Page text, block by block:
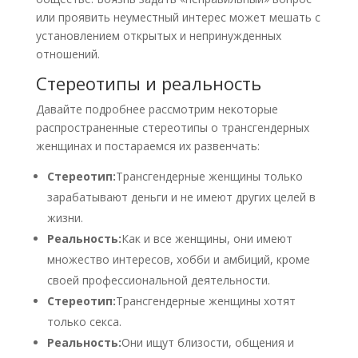
или проявить неуместный интерес может мешать с
установлением открытых и непринужденных
отношений.
Стереотипы и реальность
Давайте подробнее рассмотрим некоторые
распространенные стереотипы о трансгендерных
женщинах и постараемся их развенчать:
Стереотип:Трансгендерные женщины только
зарабатывают деньги и не имеют других целей в
жизни.
Реальность:Как и все женщины, они имеют
множество интересов, хобби и амбиций, кроме
своей профессиональной деятельности.
Стереотип:Трансгендерные женщины хотят
только секса.
Реальность:Они ищут близости, общения и